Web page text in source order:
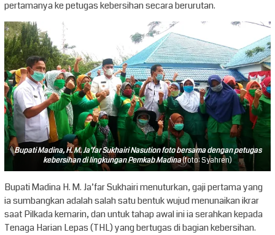
pertamanya ke petugas kebersihan secara berurutan.
Bupati Madina, H. M. Ja’far Sukhairi Nasution foto bersama dengan petugas
kebersihan di lingkungan Pemkab Madina(foto: Syahren)
Bupati Madina H. M. Ja’far Sukhairi menuturkan, gaji pertama yang
ia sumbangkan adalah salah satu bentuk wujud menunaikan ikrar
saat Pilkada kemarin, dan untuk tahap awal ini ia serahkan kepada
Tenaga Harian Lepas (THL) yang bertugas di bagian kebersihan.